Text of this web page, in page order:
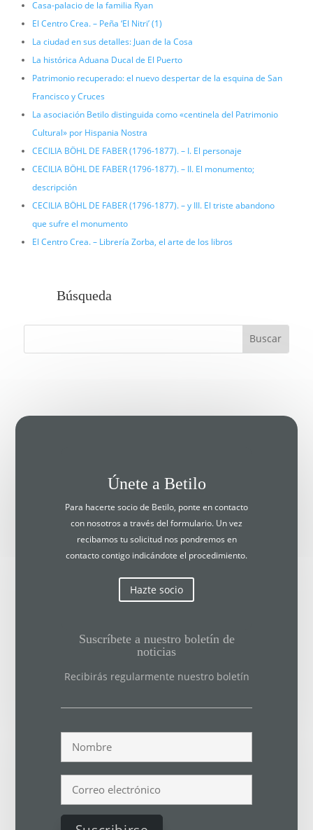
Casa-palacio de la familia Ryan
El Centro Crea. – Peña ‘El Nitri’ (1)
La ciudad en sus detalles: Juan de la Cosa
La histórica Aduana Ducal de El Puerto
Patrimonio recuperado: el nuevo despertar de la esquina de San
Francisco y Cruces
La asociación Betilo distinguida como «centinela del Patrimonio
Cultural» por Hispania Nostra
CECILIA BÖHL DE FABER (1796-1877). – I. El personaje
CECILIA BÖHL DE FABER (1796-1877). – II. El monumento;
descripción
CECILIA BÖHL DE FABER (1796-1877). – y III. El triste abandono
que sufre el monumento
El Centro Crea. – Librería Zorba, el arte de los libros
Búsqueda
Únete a Betilo
Para hacerte socio de Betilo, ponte en contacto
con nosotros a través del formulario. Un vez
recibamos tu solicitud nos pondremos en
contacto contigo indicándote el procedimiento.
Hazte socio
Suscríbete a nuestro boletín de
noticias
Recibirás regularmente nuestro boletín